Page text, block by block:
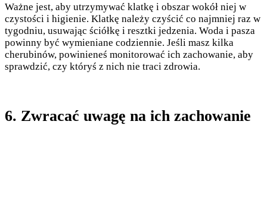
Ważne jest, aby utrzymywać klatkę i obszar wokół niej w
czystości i higienie. Klatkę należy czyścić co najmniej raz w
tygodniu, usuwając ściółkę i resztki jedzenia. Woda i pasza
powinny być wymieniane codziennie. Jeśli masz kilka
cherubinów, powinieneś monitorować ich zachowanie, aby
sprawdzić, czy któryś z nich nie traci zdrowia.
6. Zwracać uwagę na ich zachowanie